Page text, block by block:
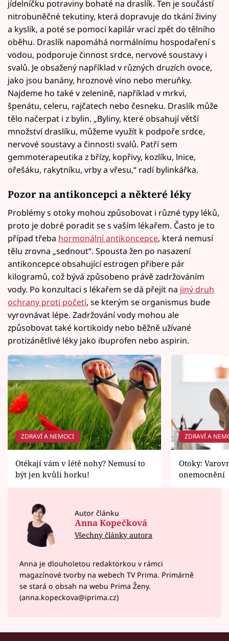
jídelníčku potraviny bohaté na draslík. Ten je součástí
nitrobuněčné tekutiny, která dopravuje do tkání živiny
a kyslík, a poté se pomocí kapilár vrací zpět do tělního
oběhu. Draslík napomáhá normálnímu hospodaření s
vodou, podporuje činnost srdce, nervové soustavy i
svalů. Je obsažený například v různých druzích ovoce,
jako jsou banány, hroznové víno nebo meruňky.
Najdeme ho také v zelenině, například v mrkvi,
špenátu, celeru, rajčatech nebo česneku. Draslík může
tělo načerpat i z bylin. „Byliny, které obsahují větší
množství draslíku, můžeme využít k podpoře srdce,
nervové soustavy a činnosti svalů. Patří sem
gemmoterapeutika z břízy, kopřivy, kozlíku, lnice,
ořešáku, rakytníku, vrby a vřesu,“ radí bylinkářka.
Pozor na antikoncepci a některé léky
Problémy s otoky mohou způsobovat i různé typy léků,
proto je dobré poradit se s vaším lékařem. Často je to
případ třeba hormonální antikoncepce, která nemusí
tělu zrovna „sednout“. Spousta žen po nasazení
antikoncepce obsahující estrogen přibere pár
kilogramů, což bývá způsobeno právě zadržováním
vody. Po konzultaci s lékařem se dá přejít na jiný druh
ochrany proti početí, se kterým se organismus bude
vyrovnávat lépe. Zadržování vody mohou ale
způsobovat také kortikoidy nebo běžně užívané
protizánětlivé léky jako ibuprofen nebo aspirin.
ZDRAVÍ A NEMOCI
Otékají vám v létě nohy? Nemusí to
být jen kvůli horku!
ZDRAVÍ A
Otoky:
onemocnění
Autor článku
Anna Kopečková
Všechny články autora
Anna je dlouholetou redaktorkou v rámci
magazínové tvorby na webech TV Prima. Primárně
se stará o obsah na webu Prima Ženy.
(anna.kopeckova@iprima.cz)